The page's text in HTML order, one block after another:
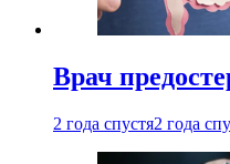
Врач
2 года спустя2 года